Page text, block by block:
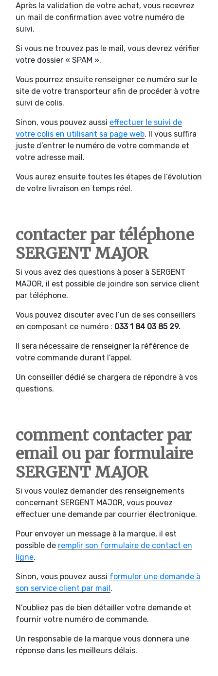
Après la validation de votre achat, vous recevrez
un mail de confirmation avec votre numéro de
suivi.
Si vous ne trouvez pas le mail, vous devrez vérifier
votre dossier « SPAM ».
Vous pourrez ensuite renseigner ce numéro sur le
site de votre transporteur afin de procéder à votre
suivi de colis.
Sinon, vous pouvez aussi effectuer le suivi de
votre colis en utilisant sa page web. Il vous suffira
juste d’entrer le numéro de votre commande et
votre adresse mail.
Vous aurez ensuite toutes les étapes de l’évolution
de votre livraison en temps réel.
contacter par téléphone
SERGENT MAJOR
Si vous avez des questions à poser à SERGENT
MAJOR, il est possible de joindre son service client
par téléphone.
Vous pouvez discuter avec l’un de ses conseillers
en composant ce numéro : 033 1 84 03 85 29.
Il sera nécessaire de renseigner la référence de
votre commande durant l’appel.
Un conseiller dédié se chargera de répondre à vos
questions.
comment contacter par
email ou par formulaire
SERGENT MAJOR
Si vous voulez demander des renseignements
concernant SERGENT MAJOR, vous pouvez
effectuer une demande par courrier électronique.
Pour envoyer un message à la marque, il est
possible de remplir son formulaire de contact en
ligne.
Sinon, vous pouvez aussi formuler une demande à
son service client par mail.
N’oubliez pas de bien détailler votre demande et
fournir votre numéro de commande.
Un responsable de la marque vous donnera une
réponse dans les meilleurs délais.